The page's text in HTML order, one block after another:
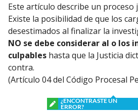
Este artículo describe un proceso
Existe la posibilidad de que los
desestimados al finalizar la
NO se debe considerar al o los
culpables hasta que la Justicia
contra.
(Artículo 04 del Código Procesal
¿ENCONTRASTE UN
ERROR?